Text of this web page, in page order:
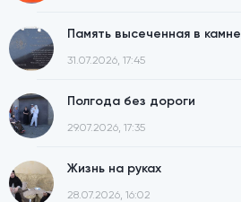
Память высеченная в камне
31.07.2026, 17:45
Полгода без дороги
29.07.2026, 17:35
Жизнь на руках
28.07.2026, 16:02